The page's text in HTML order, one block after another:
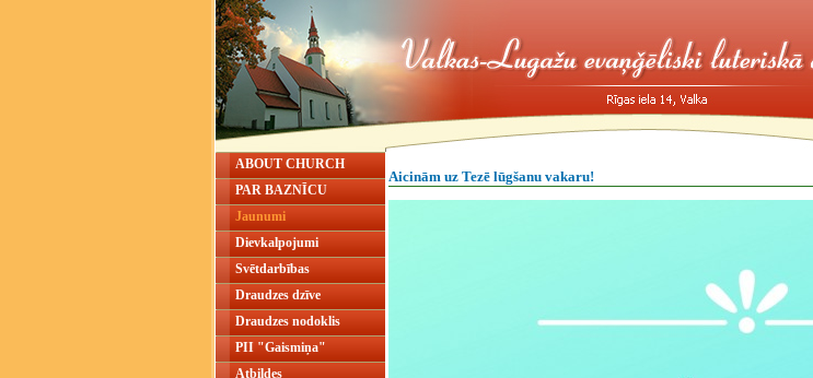
ABOUT CHURCH
PAR BAZNĪCU
Jaunumi
Dievkalpojumi
Svētdarbības
Draudzes dzīve
Draudzes nodoklis
PII "Gaismiņa"
Atbildes
Aicinām uz Tezē lūgšanu vakaru!